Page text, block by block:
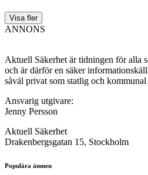
Visa fler
ANNONS
Aktuell Säkerhet är tidningen för alla
och är därför en säker
såväl privat som statlig och kommunal
Ansvarig utgivare:
Jenny Persson
Aktuell Säkerhet
Drakenbergsgatan 15, Stockholm
Populära ämnen